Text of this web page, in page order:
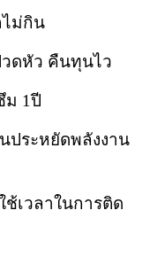
ไม่กิน
วดหัว คืนทุนไว
ม 1ปี
ประหยัดพลังงาน
ช้เวลาในการติด